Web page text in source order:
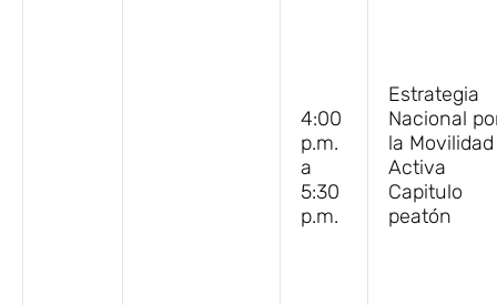
4:00
p.m.
a
5:30
p.m.
Estrategia
Nacional
la Movilidad
Activa
Capitulo
peatón